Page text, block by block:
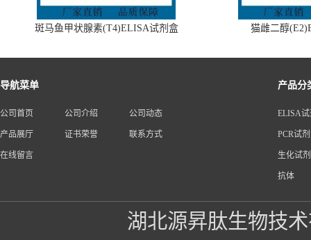
斑马鱼甲状腺素(T4)ELISA试剂盒 猫雌二醇
导航菜单
公司首页 公司介绍 公司动态
产品展厅 证书荣誉 联系方式
在线留言
产品分
ELISA
PCR试
生化试
抗体
湖北源昇肽生物技